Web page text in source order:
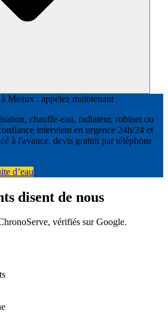
Meaux : appelez maintenant
chauffe-eau, radiateur, robinet ou
intervient en urgence 24h/24 et
à l'avance, devis gratuit par téléphone
d’eau
disent de nous
vérifiés sur Google.